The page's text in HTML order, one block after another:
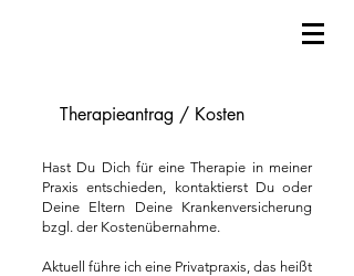
Therapieantrag / Kosten
Hast Du Dich für eine Therapie in meiner
Praxis entschieden, kontaktierst Du oder
Deine Eltern Deine Krankenversicherung
bzgl. der Kostenübernahme.
Aktuell führe ich eine Privatpraxis, das heißt